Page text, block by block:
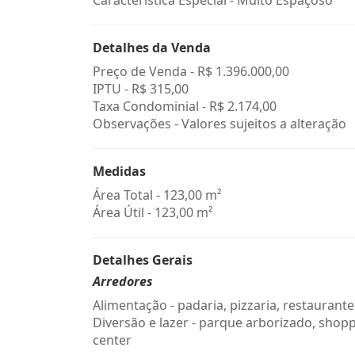
Detalhes da Venda
Preço de Venda - R$ 1.396.000,00
IPTU - R$ 315,00
Taxa Condominial - R$ 2.174,00
Observações - Valores sujeitos a alteração
Medidas
Área Total - 123,00 m²
Área Útil - 123,00 m²
Detalhes Gerais
Arredores
Alimentação - padaria, pizzaria, restaurante
Diversão e lazer - parque arborizado,
center